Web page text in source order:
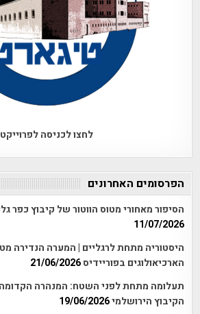
לחצו לכניסה לפרוייקט
הפרסומים האחרונים
הסיפור מאחורי מטוס הווטור של קיבוץ כפר
11/07/2026
היסטוריה מתחת לרגליים | המערה הנדירה
הארכיאולוגים בפוריידיס21/06/2026
תעלומה מתחת לפני השטח: המנהרה
הקיבוץ הירושלמי19/06/2026